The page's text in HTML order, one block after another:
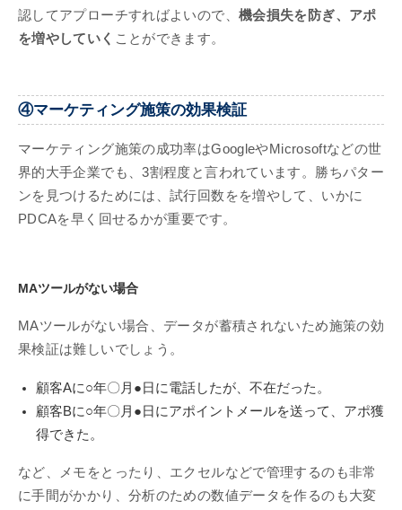
認してアプローチすればよいので、 機会損失を防ぎ、アポ
を増やしていく ことができます。
④マーケティング施策の効果検証
マーケティング施策の成功率はGoogleやMicrosoftなどの世
界的大手企業でも、3割程度と言われています。勝ちパター
ンを見つけるためには、試行回数をを増やして、いかに
PDCAを早く回せるかが重要です。
MAツールがない場合
MAツールがない場合、データが蓄積されないため施策の効
果検証は難しいでしょう。
顧客Aに○年〇月●日に電話したが、不在だった。
顧客Bに○年〇月●日にアポイントメールを送って、アポ獲
得できた。
など、メモをとったり、エクセルなどで管理するのも非常
に手間がかかり、分析のための数値データを作るのも大変